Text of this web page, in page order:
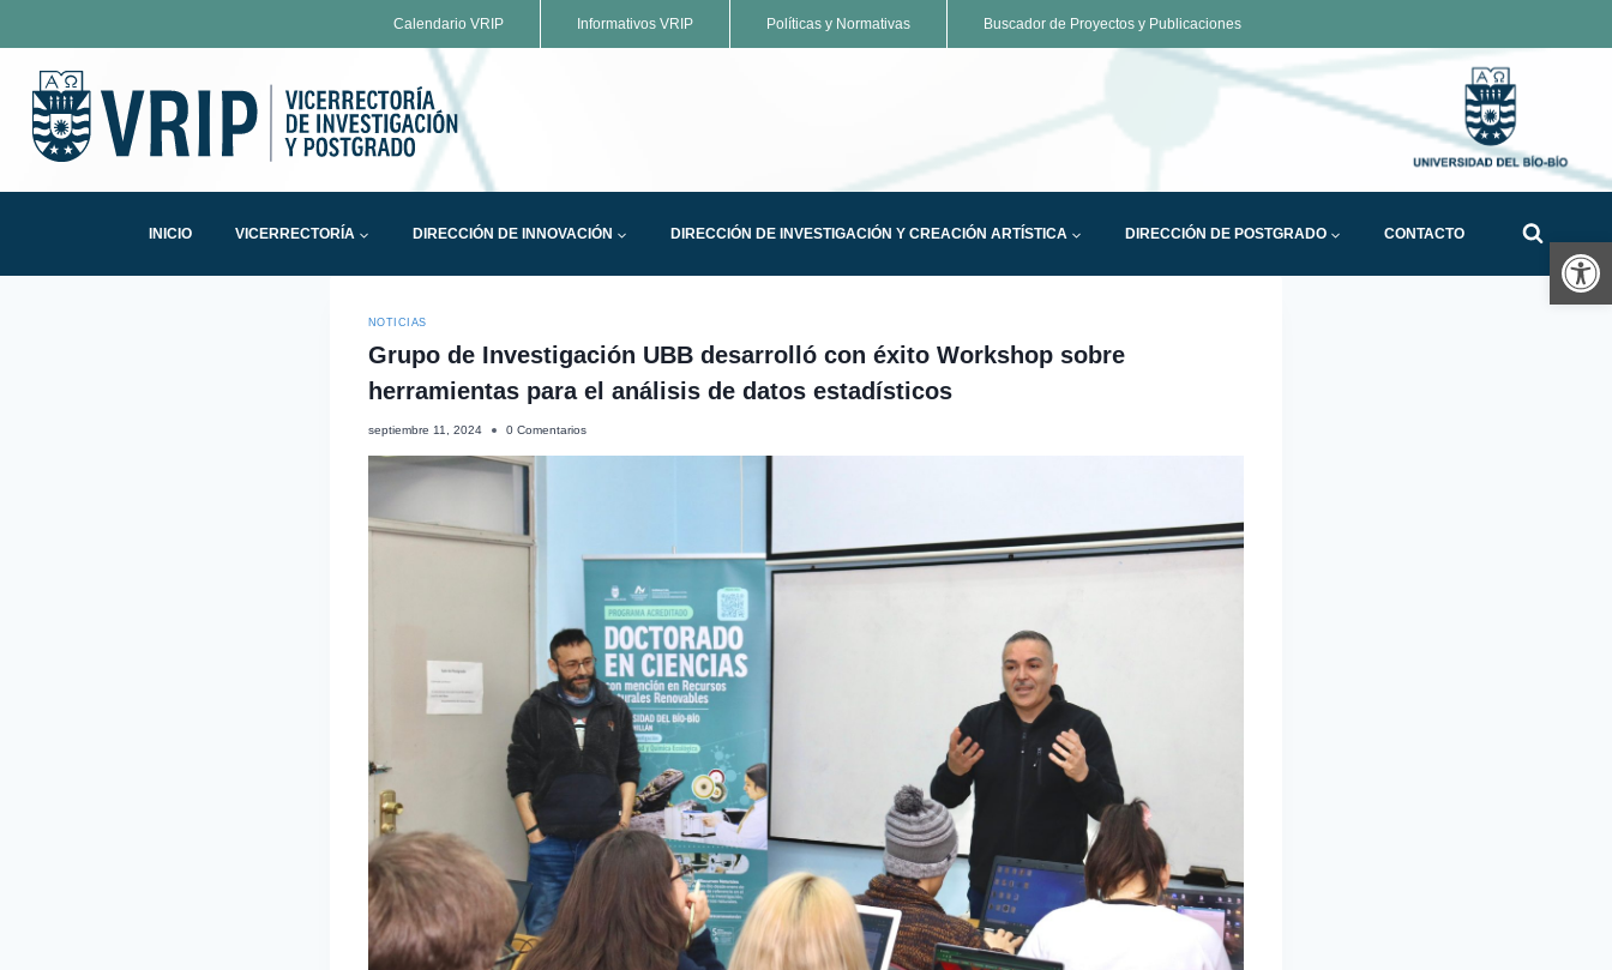
Calendario VRIP Informativos VRIP Políticas y Normativas Buscador de Proyectos y Publicaciones
INICIO VICERRECTORÍA DIRECCIÓN DE INNOVACIÓN DIRECCIÓN DE INVESTIGACIÓN Y CREACIÓN ARTÍSTICA DIRECCIÓN DE POSTGRADO CONTACTO
NOTICIAS
Grupo de Investigación UBB desarrolló con éxito Workshop sobre
herramientas para el análisis de datos estadísticos
septiembre 11, 2024 0 Comentarios